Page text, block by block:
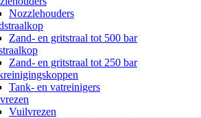
Nozzlehouders
Zand- en gritstraal tot 500 bar
Zand- en gritstraal tot 250 bar
Tank- en vatreinigers
Vuilvrezen